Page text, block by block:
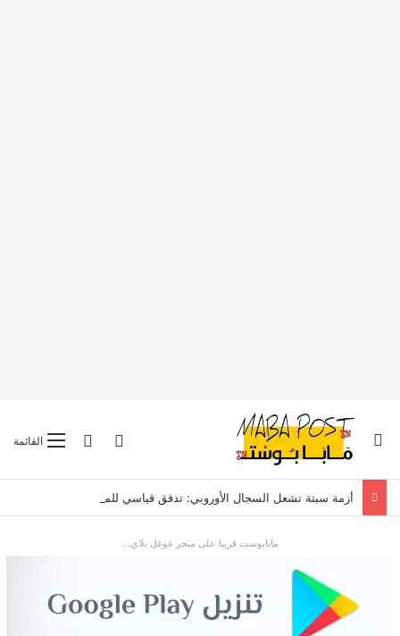
القائمةالوضع
تسجيل الدخول بحث عن
مابابوست قريبا على متجر غوغل بلاي...